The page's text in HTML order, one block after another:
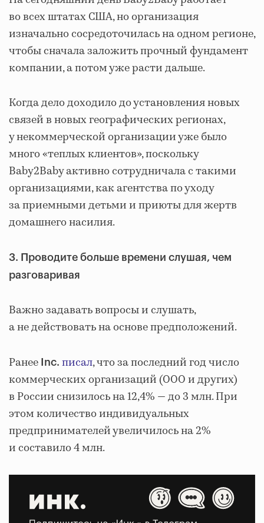
во всех штатах США, но организация
изначально сосредоточилась на одном регионе,
чтобы сначала заложить прочный фундамент
компании, а потом уже расти дальше.
Когда дело доходило до установления новых
связей в новых географических регионах,
у некоммерческой организации уже было
много «теплых клиентов», поскольку
Baby2Baby активно сотрудничала с такими
организациями, как агентства по уходу
за приемными детьми и приюты для жертв
домашнего насилия.
3. Проводите больше времени слушая, чем
разговаривая
Важно задавать вопросы и слушать,
а не действовать на основе предположений.
Ранее Inc. писал, что за последний год число
коммерческих организаций (ООО и других)
в России снизилось на 12,4% — до 3 млн. При
этом количество индивидуальных
предпринимателей увеличилось на 2%
и составило 4 млн.